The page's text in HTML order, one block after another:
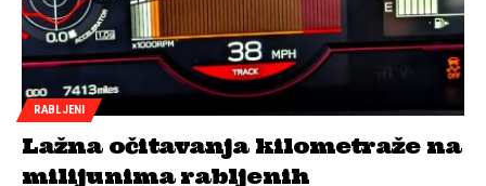
RABLJENI
Lažna očitavanja kilometraže na
milijunima rabljenih